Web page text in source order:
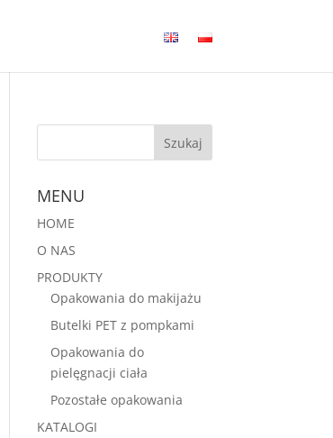
MENU
HOME
O NAS
PRODUKTY
Opakowania do makijażu
Butelki PET z pompkami
Opakowania do
pielęgnacji ciała
Pozostałe opakowania
KATALOGI